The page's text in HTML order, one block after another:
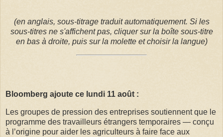
(en anglais, sous-titrage traduit automatiquement. Si les
sous-titres ne s'affichent pas, cliquer sur la boîte sous-titre
en bas à droite, puis sur la molette et choisir la langue)
Bloomberg ajoute ce lundi 11 août :
Les groupes de pression des entreprises soutiennent que le
programme des travailleurs étrangers temporaires — conçu
à l’origine pour aider les agriculteurs à faire face aux